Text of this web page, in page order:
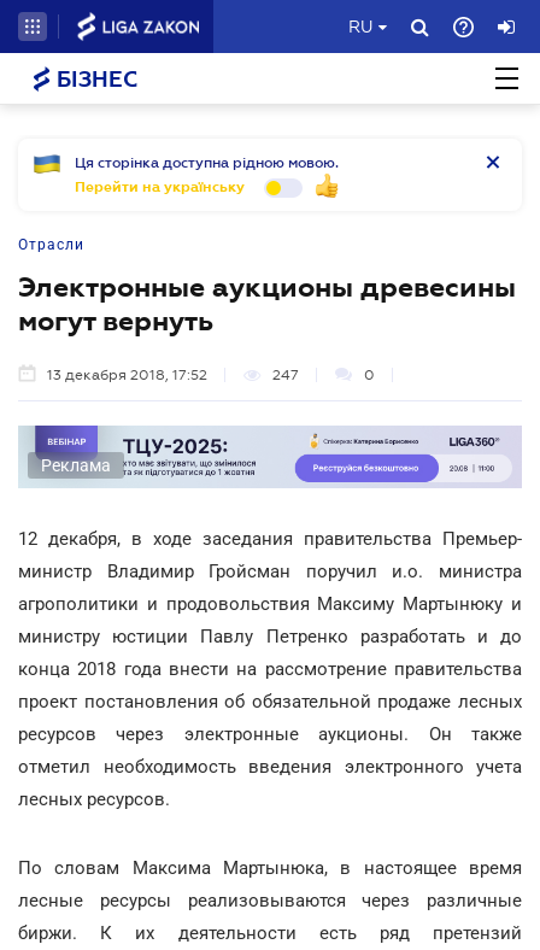
RU
БІЗНЕС
Ця сторінка доступна рідною мовою.
Перейти на українську
Отрасли
Электронные аукционы древесины
могут вернуть
13 декабря 2018, 17:52 247 0
Реклама
12 декабря, в ходе заседания правительства Премьер-
министр Владимир Гройсман поручил и.о. министра
агрополитики и продовольствия Максиму Мартынюку и
министру юстиции Павлу Петренко разработать и до
конца 2018 года внести на рассмотрение правительства
проект постановления об обязательной продаже лесных
ресурсов через электронные аукционы. Он также
отметил необходимость введения электронного учета
лесных ресурсов.
По словам Максима Мартынюка, в настоящее время
лесные ресурсы реализовываются через различные
биржи. К их деятельности есть ряд претензий